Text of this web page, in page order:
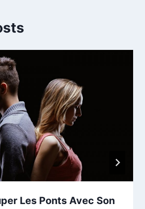
Les Ponts Avec Son